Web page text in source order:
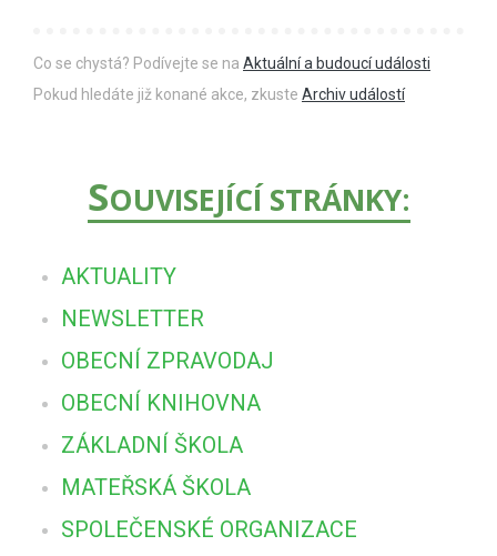
Co se chystá? Podívejte se na Aktuální a budoucí události
Pokud hledáte již konané akce, zkuste Archiv událostí
SOUVISEJÍCÍ STRÁNKY:
AKTUALITY
NEWSLETTER
OBECNÍ ZPRAVODAJ
OBECNÍ KNIHOVNA
ZÁKLADNÍ ŠKOLA
MATEŘSKÁ ŠKOLA
SPOLEČENSKÉ ORGANIZACE